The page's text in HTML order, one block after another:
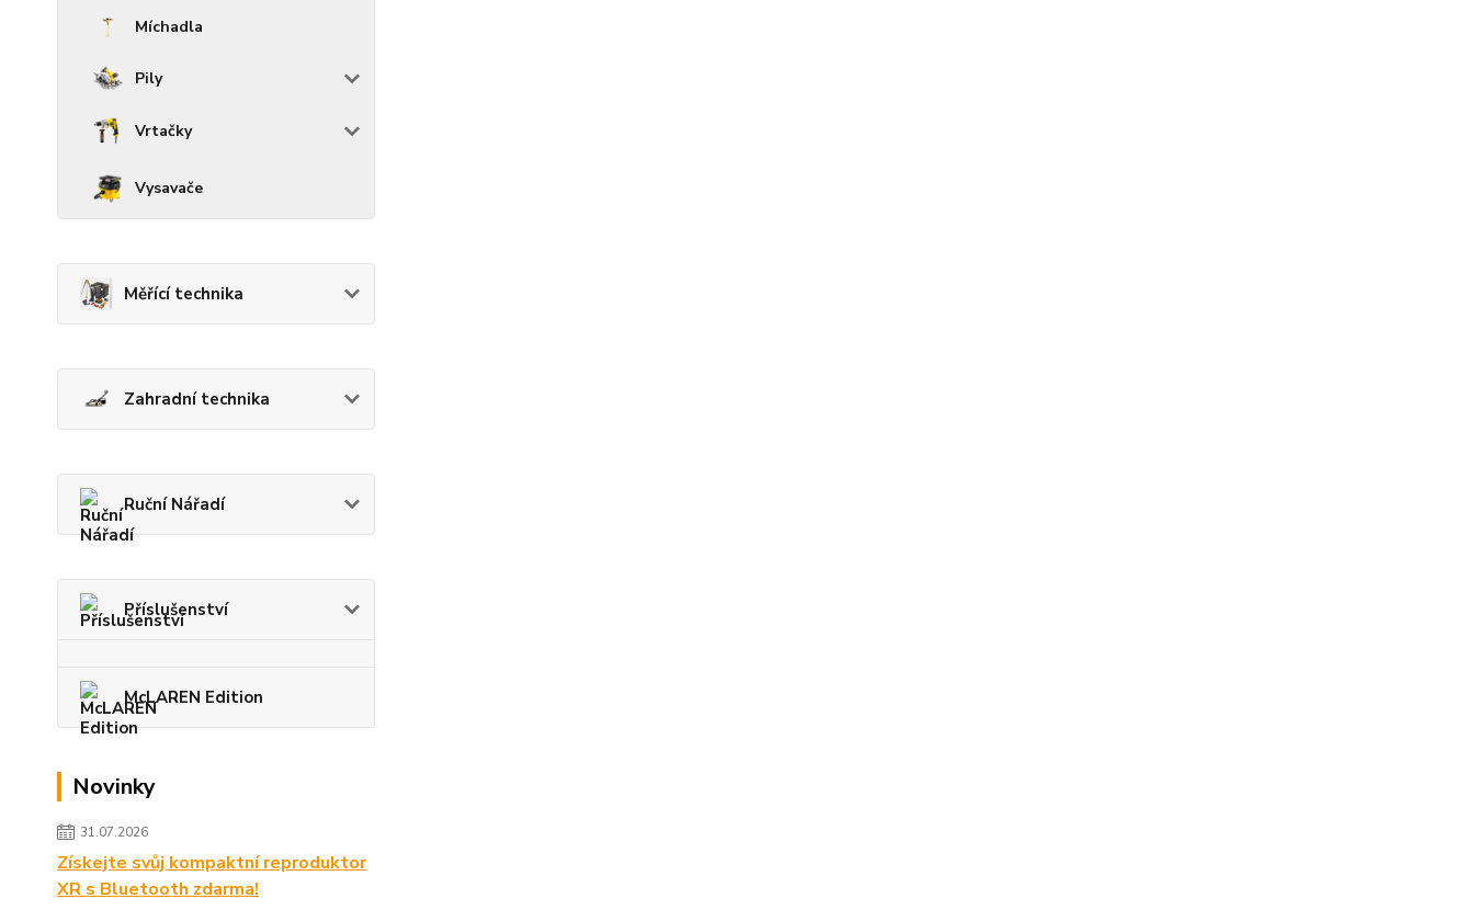
Míchadla
Pily
Vrtačky
Vysavače
Měřící technika
Zahradní technika
Ruční Nářadí
Příslušenství
McLAREN Edition
Novinky
31.07.2026
Získejte svůj kompaktní reproduktor
XR s Bluetooth zdarma!